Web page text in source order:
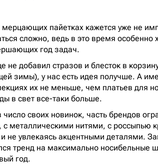
мерцающих пайетках кажется уже не
сложно, ведь в это время особенно
год задач.
не добавил стразов и блесток в
зимы), у нас есть идея получше. А
их не меньше, чем платьев для
в свет все-таки больше.
своих новинок, часть брендов
металлическими нитями, с россыпью
не увлекаясь акцентными деталями.
тренд на максимально носибельные
год.